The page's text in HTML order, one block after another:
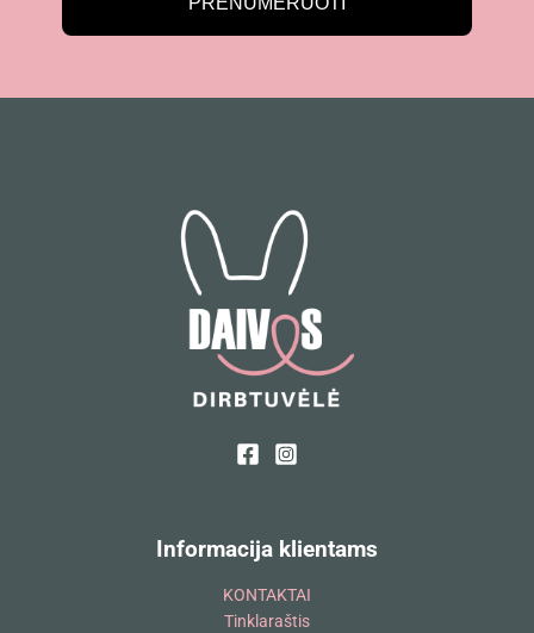
Informacija klientams
KONTAKTAI
Tinklaraštis